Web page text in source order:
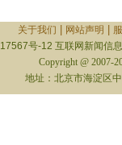
关于我们 网站声明
号-12 互联网新闻信
Copyright @ 2007-
地址：北京市海淀区